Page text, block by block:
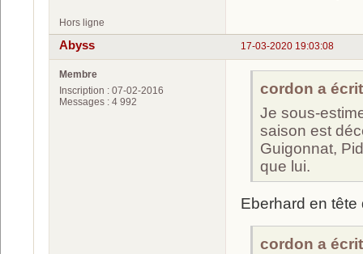
Hors ligne
17-03-2020 19:03:08
Abyss
Membre
Inscription : 07-02-2016
Messages : 4 992
cordon a
Je sous-
saison est
Guigonnat,
que lui.
Eberhard en
cordon a